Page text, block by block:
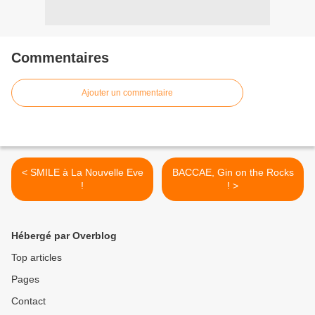
Commentaires
Ajouter un commentaire
< SMILE à La Nouvelle Eve
!
BACCAE, Gin on the Rocks
! >
Hébergé par Overblog
Top articles
Pages
Contact